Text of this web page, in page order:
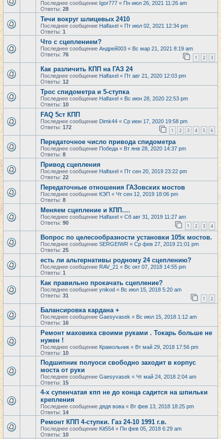
Последнее сообщение Igor777 « Пн июл 26, 2021 11:26 am
Ответы: 28
Течи вокруг шлицевых 2410
Последнее сообщение Halfaxel « Пт июл 02, 2021 12:34 pm
Ответы: 1
Что с сцеплением?
Последнее сообщение Андрей003 « Вс мар 21, 2021 8:19 am
Ответы: 76 1 2 3
Как различить КПП на ГАЗ 24
Последнее сообщение Halfaxel « Пт авг 21, 2020 12:03 pm
Ответы: 12
Трос спидометра и 5-ступка
Последнее сообщение Halfaxel « Вс июн 28, 2020 22:53 pm
Ответы: 10
FAQ 5ст КПП
Последнее сообщение Dimk44 « Ср июн 17, 2020 19:58 pm
Ответы: 172 1 2 3 4 5 6
Передаточное число привода спидометра
Последнее сообщение Победа « Вт янв 28, 2020 14:37 pm
Ответы: 8
Привод сцепления
Последнее сообщение Halfaxel « Пт сен 20, 2019 23:22 pm
Ответы: 22
Передаточные отношения ГАЗовских мостов
Последнее сообщение КЭП « Чт сен 12, 2019 18:06 pm
Ответы: 8
Меняем сцепление и КПП….
Последнее сообщение Halfaxel « Сб авг 31, 2019 11:27 am
Ответы: 90 1 2 3 4
Вопрос по целесообразности установки 105х мостов.
Последнее сообщение SERGEIWR « Ср фев 27, 2019 21:01 pm
Ответы: 25
есть ли альтернативы родному 24 сцеплению?
Последнее сообщение RAV_21 « Вс окт 07, 2018 14:55 pm
Ответы: 1
Как правильно прокачать сцепление?
Последнее сообщение ynikod « Вс июл 15, 2018 5:20 am
Ответы: 31 1 2
Балансировка кардана +
Последнее сообщение Gaesyvasek « Вс июл 15, 2018 1:12 am
Ответы: 16
Ремонт маховика своими руками . Токарь больше не
нужен !
Последнее сообщение Крамольник « Вт май 29, 2018 17:56 pm
Ответы: 10
Подшипник полуоси свободно заходит в корпус
моста от руки
Последнее сообщение Gaesyvasek « Чт май 24, 2018 2:04 am
Ответы: 15
4-х супенчатая кпп не до конца садится на шпильки
крепления
Последнее сообщение дядя вова « Вт фев 13, 2018 18:25 pm
Ответы: 14
Ремонт КПП 4-ступки. Газ 24-10 1991 г.в.
Последнее сообщение Kit554 « Пн фев 05, 2018 6:29 am
Ответы: 10